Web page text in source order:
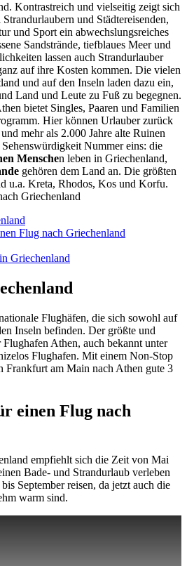
Kontrastreich und vielseitig zeigt sich
und Städtereisenden,
und Sport ein abwechslungsreiches
Sandstrände, tiefblaues Meer und
lassen auch Strandurlauber
auf ihre Kosten kommen. Die vielen
und auf den Inseln laden dazu ein,
Land und Leute zu Fuß zu begegnen.
bietet Singles, Paaren und Familien
Hier können Urlauber zurück
mehr als 2.000 Jahre alte Ruinen
Nummer eins: die
Menschen leben in Griechenland,
gehören dem Land an. Die größten
u.a. Kreta, Rhodos, Kos und Korfu.
Griechenland
Flug nach Griechenland
Griechenland
Flughäfen, die sich sowohl auf
Inseln befinden. Der größte und
Athen, auch bekannt unter
Flughafen. Mit einem Non-Stop
Frankfurt am Main nach Athen gute 3
einen Flug nach
empfiehlt sich die Zeit von Mai
Bade- und Strandurlaub verleben
September reisen, da jetzt auch die
warm sind.